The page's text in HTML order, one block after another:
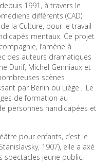
1991, à travers le
différents (CAD)
la Culture, pour le travail
mentaux. Ce projet
l’amène à
des auteurs dramatiques
Durif, Michel Genniaux et
scènes
par Berlin ou Liège... Le
de formation au
personnes handicapées et
pour enfants, c’est le
1907), elle a axé
spectacles jeune public.